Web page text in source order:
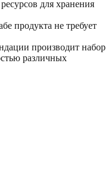
для хранения
продукта не требует
производит набор
различных